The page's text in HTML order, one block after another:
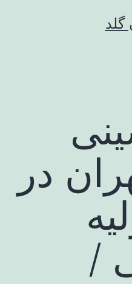
گلد
در
/